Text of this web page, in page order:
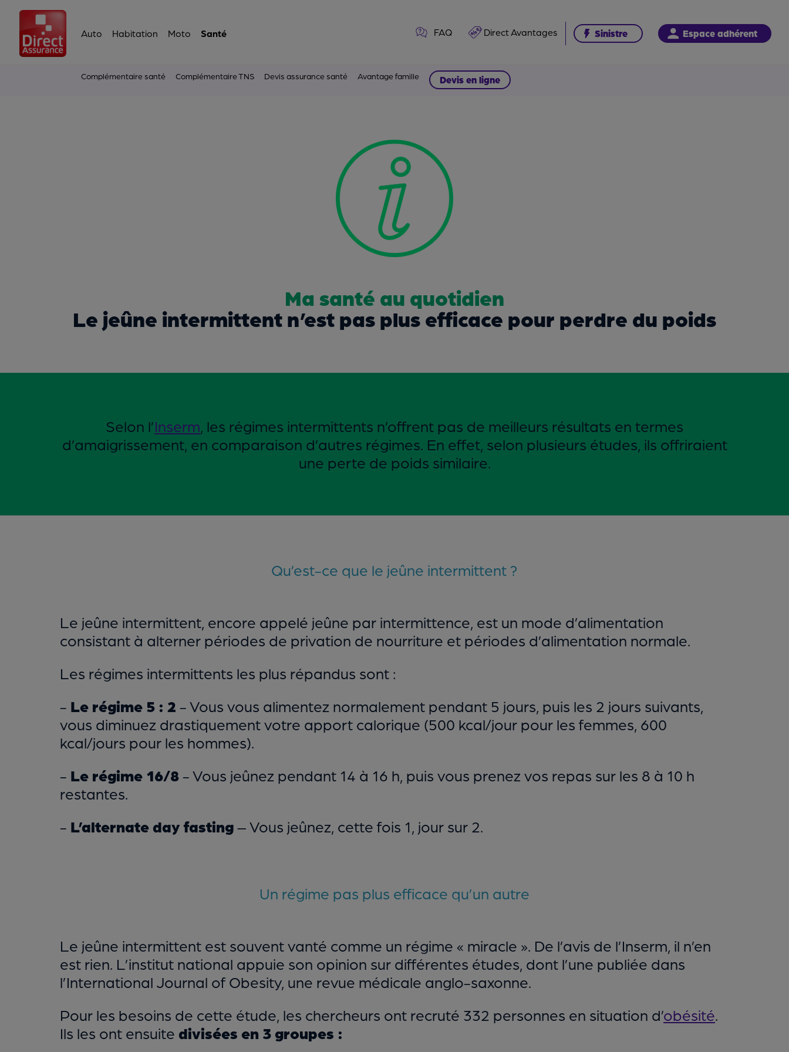
Auto Habitation Moto Santé
Complémentaire santé Complémentaire TNS Devis assurance santé Avantage famille Devis en ligne
FAQ Direct Avantages Sinistre Espace adhérent
Ma santé au quotidien
Le jeûne intermittent n’est pas plus efficace pour perdre du poids
Selon l’Inserm , les régimes intermittents n’offrent pas de meilleurs résultats en termes
d’amaigrissement, en comparaison d’autres régimes. En effet, selon plusieurs études, ils offriraient
une perte de poids similaire.
Qu’est-ce que le jeûne intermittent ?
Le jeûne intermittent, encore appelé jeûne par intermittence, est un mode d’alimentation
consistant à alterner périodes de privation de nourriture et périodes d’alimentation normale.
Les régimes intermittents les plus répandus sont :
- Le régime 5 : 2 - Vous vous alimentez normalement pendant 5 jours, puis les 2 jours suivants,
vous diminuez drastiquement votre apport calorique (500 kcal/jour pour les femmes, 600
kcal/jours pour les hommes).
- Le régime 16/8 - Vous jeûnez pendant 14 à 16 h, puis vous prenez vos repas sur les 8 à 10 h
restantes.
- L’alternate day fasting– Vous jeûnez, cette fois 1, jour sur 2.
Un régime pas plus efficace qu’un autre
Le jeûne intermittent est souvent vanté comme un régime « miracle ». De l’avis de l’Inserm, il n’en
est rien. L’institut national appuie son opinion sur différentes études, dont l’une publiée dans
l’International Journal of Obesity, une revue médicale anglo-saxonne.
Pour les besoins de cette étude, les chercheurs ont recruté 332 personnes en situation d’obésité.
Ils les ont ensuite divisées en 3 groupes :